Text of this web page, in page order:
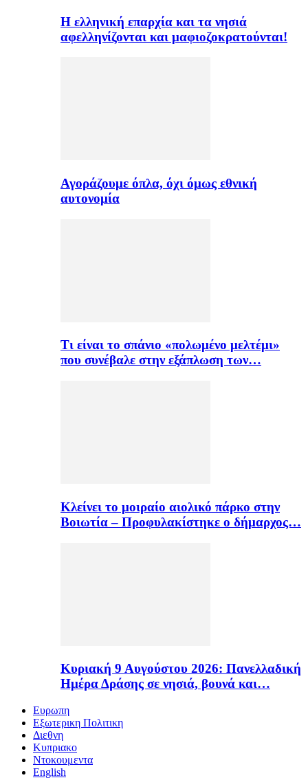
H ελληνική επαρχία και τα νησιά
αφελληνίζονται και μαφιοζοκρατούνται!
Αγοράζουμε όπλα, όχι όμως εθνική
αυτονομία
Τι είναι το σπάνιο «πολωμένο μελτέμι»
που συνέβαλε στην εξάπλωση των…
Κλείνει το μοιραίο αιολικό πάρκο στην
Βοιωτία – Προφυλακίστηκε ο δήμαρχος…
Κυριακή 9 Αυγούστου 2026: Πανελλαδική
Ημέρα Δράσης σε νησιά, βουνά και…
Ευρωπη
Εξωτερικη Πολιτικη
Διεθνη
Κυπριακο
Ντοκουμεντα
English